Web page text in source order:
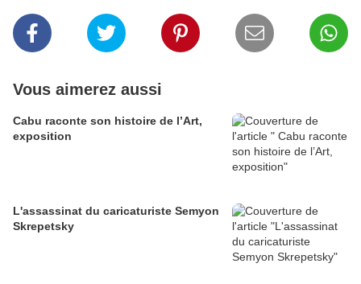
Vous aimerez aussi
Cabu raconte son histoire de l’Art,
exposition
L'assassinat du caricaturiste Semyon
Skrepetsky